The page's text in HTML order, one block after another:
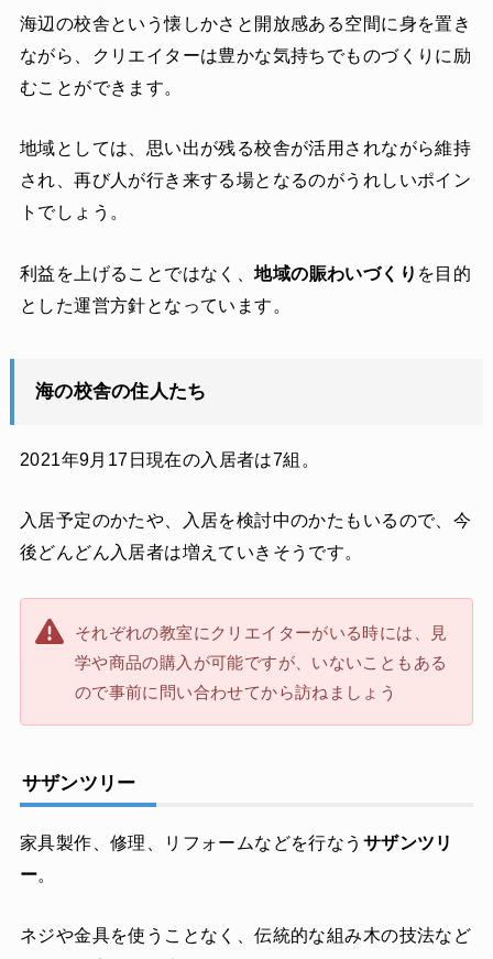
海辺の校舎という懐しかさと開放感ある空間に身を置き
ながら、クリエイターは豊かな気持ちでものづくりに励
むことができます。
地域としては、思い出が残る校舎が活用されながら維持
され、再び人が行き来する場となるのがうれしいポイン
トでしょう。
利益を上げることではなく、地域の賑わいづくり を目的
とした運営方針となっています。
海の校舎の住人たち
2021年9月17日現在の入居者は7組。
入居予定のかたや、入居を検討中のかたもいるので、今
後どんどん入居者は増えていきそうです。
それぞれの教室にクリエイターがいる時には、見
学や商品の購入が可能ですが、いないこともある
ので事前に問い合わせてから訪ねましょう
サザンツリー
家具製作、修理、リフォームなどを行なう サザンツリ
ー。
ネジや金具を使うことなく、伝統的な組み木の技法など